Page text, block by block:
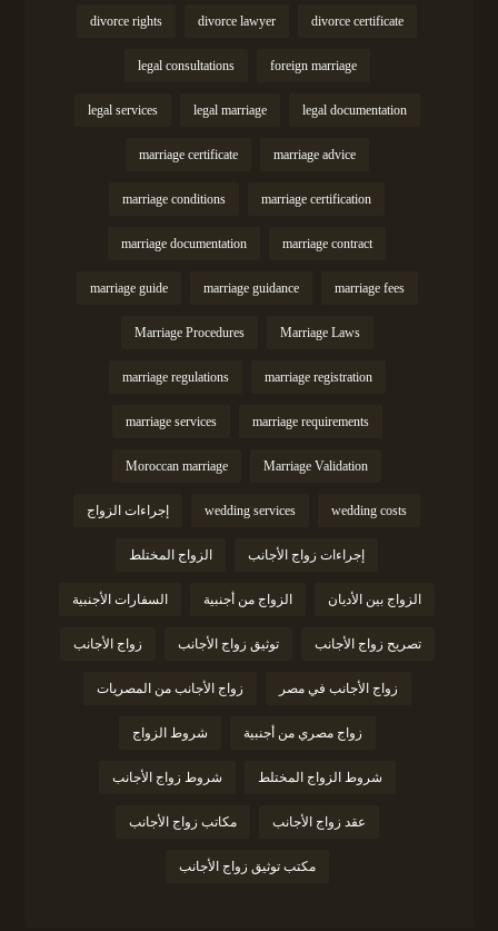
divorce certificate
divorce lawyer
divorce rights
foreign marriage
legal consultations
legal documentation
legal marriage
legal services
marriage advice
marriage certificate
marriage certification
marriage conditions
marriage contract
marriage documentation
marriage fees
marriage guidance
marriage guide
Marriage Laws
Marriage Procedures
marriage registration
marriage regulations
marriage requirements
marriage services
Marriage Validation
Moroccan marriage
wedding costs
wedding services إجراءات الزواج
إجراءات زواج الأجانب الزواج المختلط
الزواج بين الأديان الزواج من أجنبية السفارات الأجنبية
تصريح زواج الأجانب توثيق زواج الأجانب زواج الأجانب
زواج الأجانب في مصر زواج الأجانب من المصريات
زواج مصري من أجنبية شروط الزواج
شروط الزواج المختلط شروط زواج الأجانب
عقد زواج الأجانب مكاتب زواج الأجانب
مكتب توثيق زواج الأجانب